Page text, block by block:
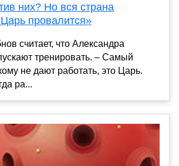
них? Но вся страна
провалится»
считает, что Александра
тренировать. – Самый
не дают работать, это Царь.
ра...